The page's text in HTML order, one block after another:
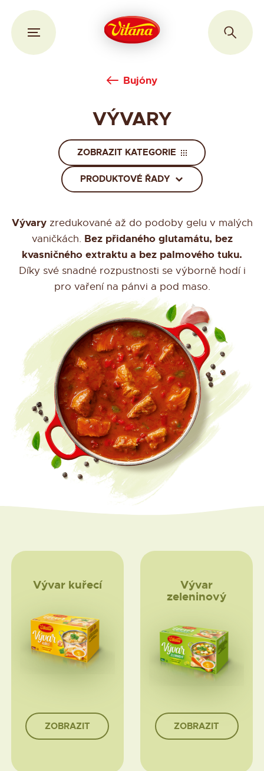
Bujóny
VÝVARY
ZOBRAZIT KATEGORIE
PRODUKTOVÉ ŘADY
Vývaryzredukované až do podoby gelu v malých
vaničkách. Bez přidaného glutamátu, bez
kvasničného extraktu a bez palmového tuku.
Díky své snadné rozpustnosti se výborně hodí i
pro vaření na pánvi a pod maso.
Vývar kuřecí
ZOBRAZIT
Vývar
zeleninový
ZOBRAZIT